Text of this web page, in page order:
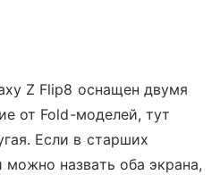
Z Flip8 оснащен двумя
от Fold-моделей, тут
Если в старших
назвать оба экрана,